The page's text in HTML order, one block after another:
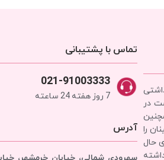
در
را
حال
تماس با پشتیبانی
021-91003333
7 روز هفته 24 ساعته
آدرس
سهرودی شمالی، خیابان خرمشهر،